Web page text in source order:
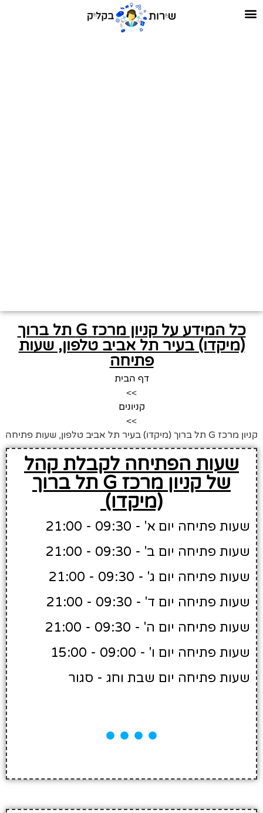
כל המידע על קניון מרכז G תל ברוך
(מיקדו) בעיר תל אביב טלפון, שעות
פתיחה
דף הבית
>>
קניונים
>>
קניון מרכז G תל ברוך (מיקדו) בעיר תל אביב טלפון, שעות פתיחה
שעות הפתיחה לקבלת קהל
של קניון מרכז G תל ברוך
(מיקדו)
שעות פתיחה יום א' - 09:30 - 21:00
שעות פתיחה יום ב' - 09:30 - 21:00
שעות פתיחה יום ג' - 09:30 - 21:00
שעות פתיחה יום ד' - 09:30 - 21:00
שעות פתיחה יום ה' - 09:30 - 21:00
שעות פתיחה יום ו' - 09:00 - 15:00
שעות פתיחה יום שבת וחג - סגור